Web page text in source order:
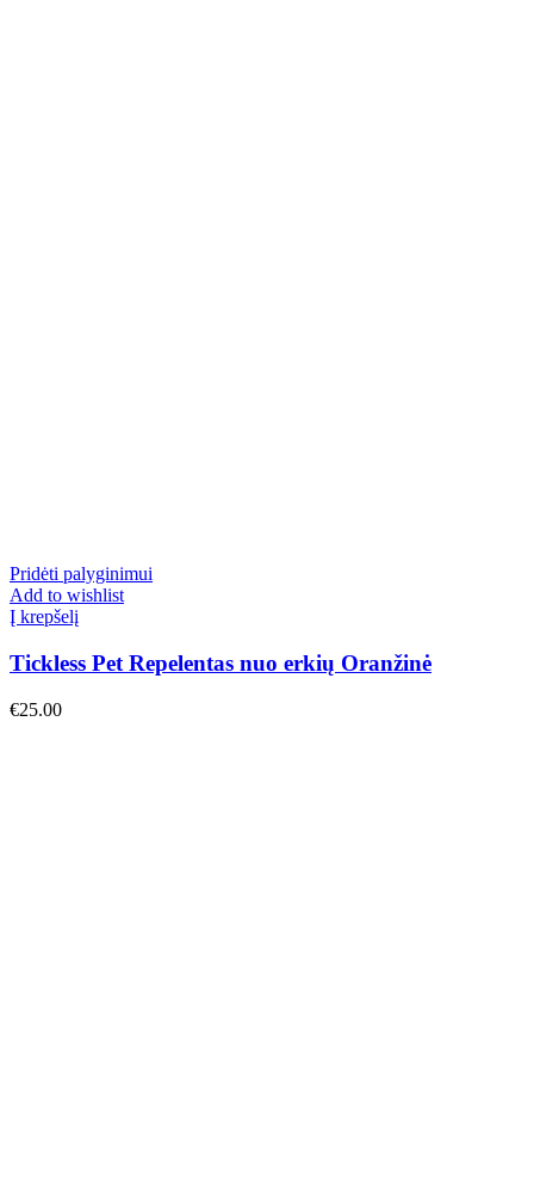
Pridėti palyginimui
Add to wishlist
Į krepšelį
Tickless Pet Repelentas nuo erkių Oranžinė
€25.00